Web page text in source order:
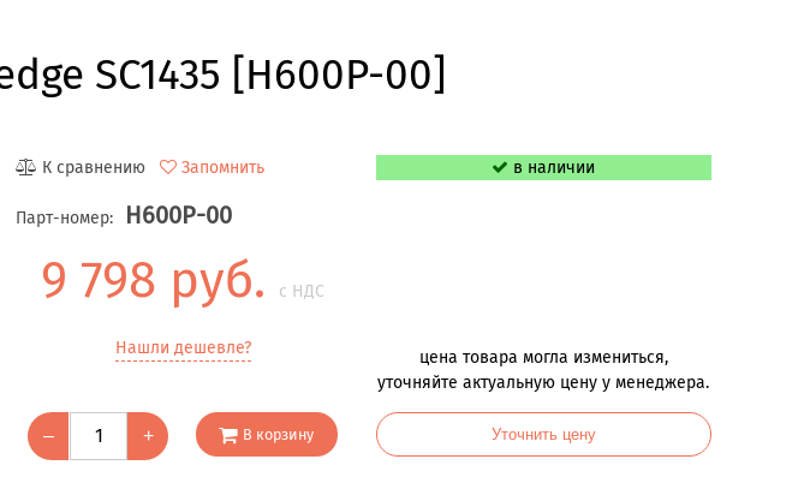
SC1435 [H600P-00]
К сравнению Запомнить
Парт-номер: H600P-00
9 798 руб. с НДС
Нашли дешевле?
– + В корзину
в наличии
цена товара могла измениться,
уточняйте актуальную цену у менеджера.
Уточнить цену